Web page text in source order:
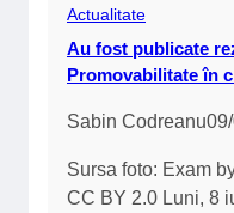
Actualitate
Au fost publicate
Promovabilitate în
Sabin Codreanu
Sursa foto: Exam
CC BY 2.0 Luni, 8